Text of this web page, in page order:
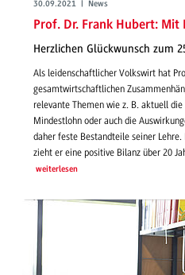
30.09.2021 | News
Prof. Dr. Frank Hubert:
Herzlichen Glückwunsch zum
Als leidenschaftlicher Volkswirt hat
gesamtwirtschaftlichen
relevante Themen wie z. B. aktuell
Mindestlohn oder auch die
daher feste Bestandteile seiner
zieht er eine positive Bilanz über 20
weiterlesen